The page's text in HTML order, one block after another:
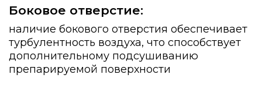
Боковое отверстие:
наличие бокового отверстия обеспечивает
турбулентность воздуха, что способствует
дополнительному подсушиванию
препарируемой поверхности